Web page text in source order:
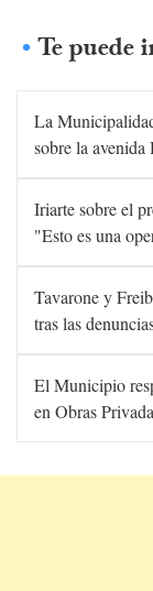
Te puede
La
sobre la
Iriarte sobre el
"Esto es una
Tavarone y
tras las
El Municipio
en Obras